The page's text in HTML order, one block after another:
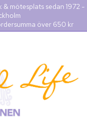
mötesplats sedan 1972 -
över 650 kr